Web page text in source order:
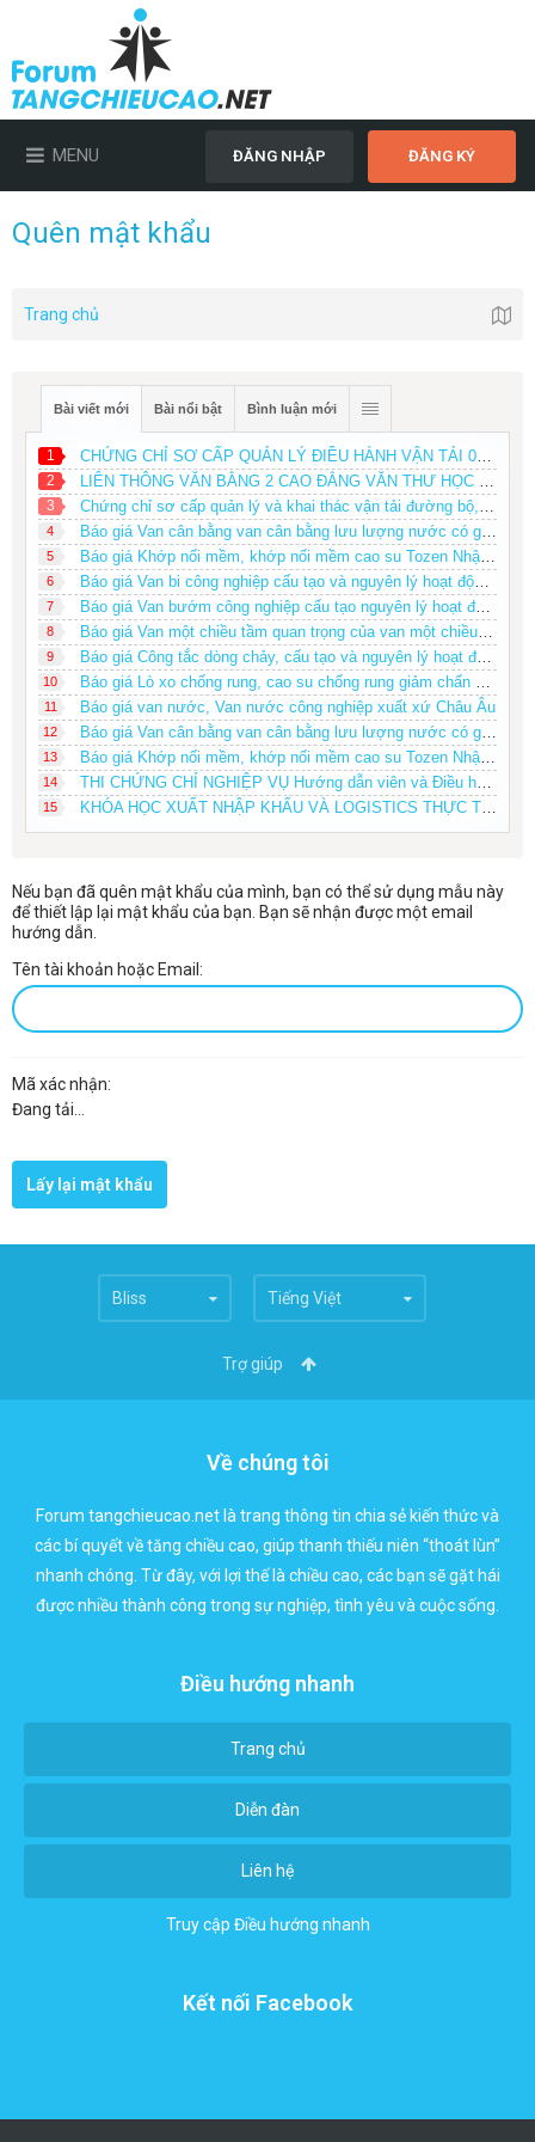
MENU ĐĂNG NHẬP ĐĂNG KÝ
Quên mật khẩu
Trang chủ
Bài viết mới Bài nổi bật Bình luận mới
1 CHỨNG CHỈ SƠ CẤP QUẢN LÝ ĐIỀU HÀNH VẬN TẢI 0979868612
2 LIÊN THÔNG VĂN BẰNG 2 CAO ĐẲNG VĂN THƯ HỌC NGOÀI GIỜ HÀNH CHÍNH
3 Chứng chỉ sơ cấp quản lý và khai thác vận tải đường bộ, Sơ cấp chuyên ngành Vận tải
4 Báo giá Van cân bằng van cân bằng lưu lượng nước có giá phải chăng
5 Báo giá Khớp nối mềm, khớp nối mềm cao su Tozen Nhật Bản
6 Báo giá Van bi công nghiệp cấu tạo và nguyên lý hoạt động của Van bi tay gạt
7 Báo giá Van bướm công nghiệp cấu tạo nguyên lý hoạt động của van bướm
8 Báo giá Van một chiều tầm quan trọng của van một chiều tổng quoát về van một chiều
9 Báo giá Công tắc dòng chảy, cấu tạo và nguyên lý hoạt động của công tắc dòng chảy
10 Báo giá Lò xo chống rung, cao su chống rung giảm chấn Tozen Nhật Bản
11 Báo giá van nước, Van nước công nghiệp xuất xứ Châu Âu
12 Báo giá Van cân bằng van cân bằng lưu lượng nước có giá phải chăng
13 Báo giá Khớp nối mềm, khớp nối mềm cao su Tozen Nhật Bản
14 THI CHỨNG CHỈ NGHIỆP VỤ Hướng dẫn viên và Điều hành tour du lịch Toàn quốc 0979868612
15 KHÓA HỌC XUẤT NHẬP KHẨU VÀ LOGISTICS THỰC TẾ DÀNH CHO NGƯỜI MỚI BẮT ĐẦU
Nếu bạn đã quên mật khẩu của mình, bạn có thể sử dụng mẫu này
để thiết lập lại mật khẩu của bạn. Bạn sẽ nhận được một email
hướng dẫn.
Tên tài khoản hoặc Email:
Mã xác nhận:
Đang tải...
Bliss Tiếng Việt
Trợ giúp
Về chúng tôi
Forum tangchieucao.net là trang thông tin chia sẻ kiến thức và
các bí quyết về tăng chiều cao, giúp thanh thiếu niên “thoát lùn”
nhanh chóng. Từ đây, với lợi thế là chiều cao, các bạn sẽ gặt hái
được nhiều thành công trong sự nghiệp, tình yêu và cuộc sống.
Điều hướng nhanh
Trang chủ
Diễn đàn
Liên hệ
Truy cập Điều hướng nhanh
Kết nối Facebook